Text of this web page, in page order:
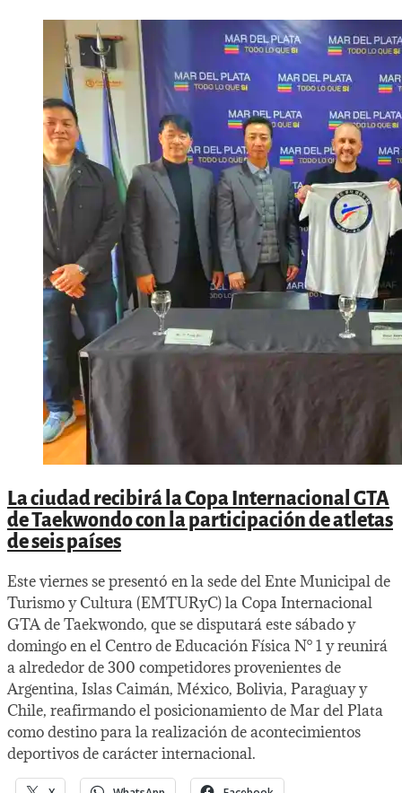
La ciudad recibirá la Copa Internacional GTA
de Taekwondo con la participación de atletas
de seis países
Este viernes se presentó en la sede del Ente Municipal de
Turismo y Cultura (EMTURyC) la Copa Internacional
GTA de Taekwondo, que se disputará este sábado y
domingo en el Centro de Educación Física N° 1 y reunirá
a alrededor de 300 competidores provenientes de
Argentina, Islas Caimán, México, Bolivia, Paraguay y
Chile, reafirmando el posicionamiento de Mar del Plata
como destino para la realización de acontecimientos
deportivos de carácter internacional.